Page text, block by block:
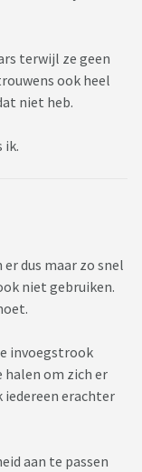
terwijl ze geen
ook heel
niet heb.
ik.
dus maar zo snel
niet gebruiken.
invoegstrook
halen om zich er
iedereen erachter
aan te passen